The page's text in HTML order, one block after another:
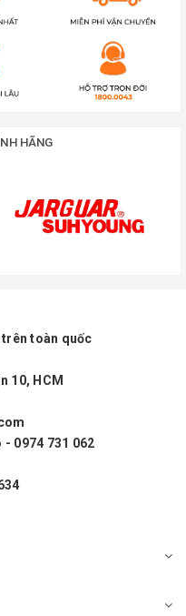
hú cao cấp
nhậu, nhóm bạn
HÃNG
trên toàn quốc
10, HCM
0974 731 062